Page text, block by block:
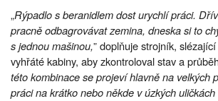
„Rýpadlo s beranidlem dost urychlí práci.
pracně odbagrovávat zemina, dneska si to
s jednou mašinou,” doplňuje strojník,
vyhřáté kabiny, aby zkontroloval stav a
této kombinace se projeví hlavně na velkých
práci na krátko nebo někde v úzkých